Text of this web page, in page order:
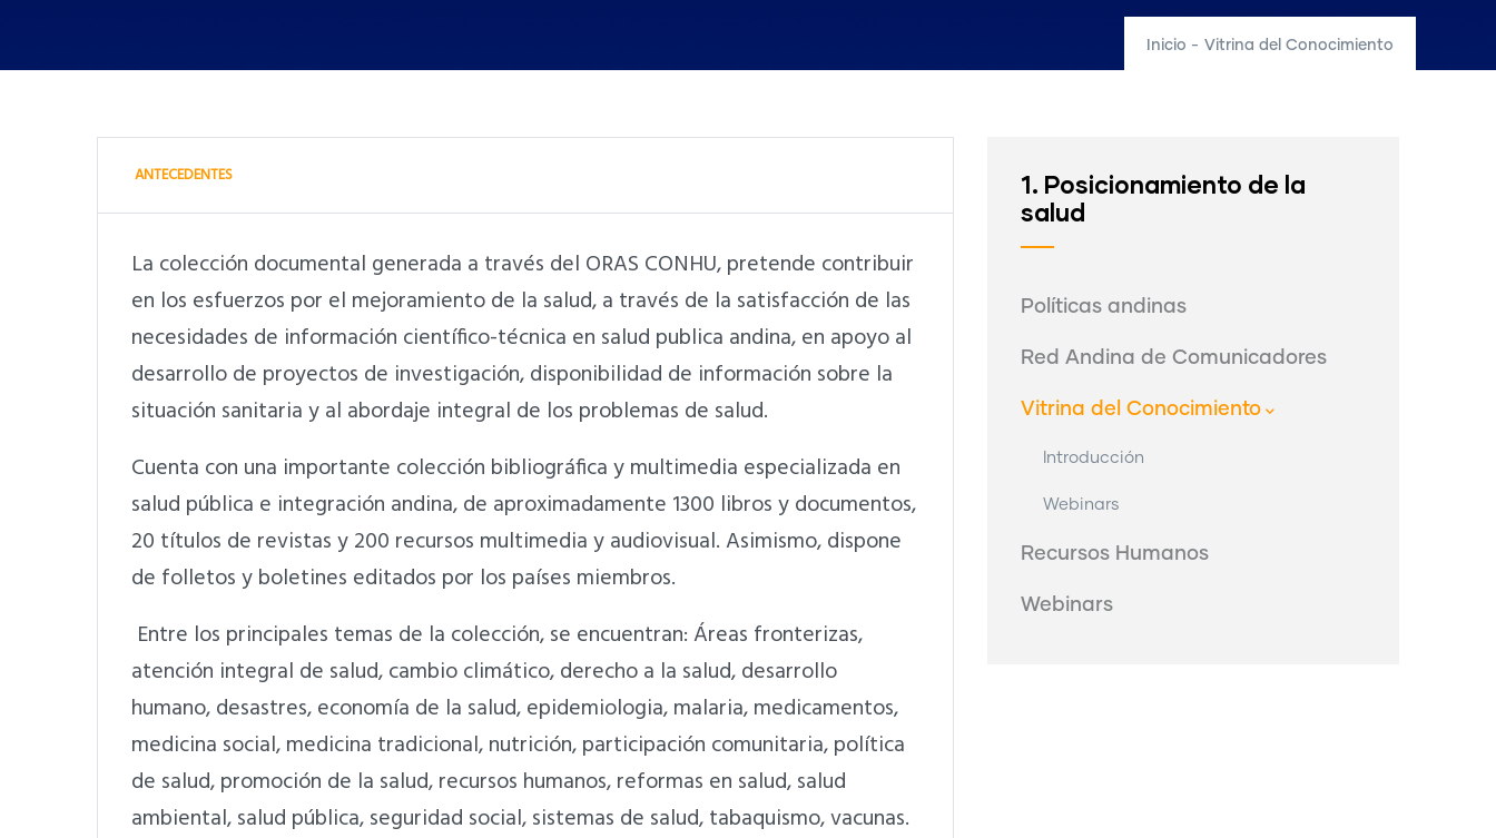
Inicio - Vitrina del Conocimiento
ANTECEDENTES
La colección documental generada a través del ORAS CONHU, pretende contribuir
en los esfuerzos por el mejoramiento de la salud, a través de la satisfacción de las
necesidades de información científico-técnica en salud publica andina, en apoyo al
desarrollo de proyectos de investigación, disponibilidad de información sobre la
situación sanitaria y al abordaje integral de los problemas de salud.
Cuenta con una importante colección bibliográfica y multimedia especializada en
salud pública e integración andina, de aproximadamente 1300 libros y documentos,
20 títulos de revistas y 200 recursos multimedia y audiovisual. Asimismo, dispone
de folletos y boletines editados por los países miembros.
Entre los principales temas de la colección, se encuentran: Áreas fronterizas,
atención integral de salud, cambio climático, derecho a la salud, desarrollo
humano, desastres, economía de la salud, epidemiologia, malaria, medicamentos,
medicina social, medicina tradicional, nutrición, participación comunitaria, política
de salud, promoción de la salud, recursos humanos, reformas en salud, salud
ambiental, salud pública, seguridad social, sistemas de salud, tabaquismo, vacunas.
1. Posicionamiento de la
salud
Políticas andinas
Red Andina de Comunicadores
Vitrina del Conocimiento
Introducción
Webinars
Recursos Humanos
Webinars